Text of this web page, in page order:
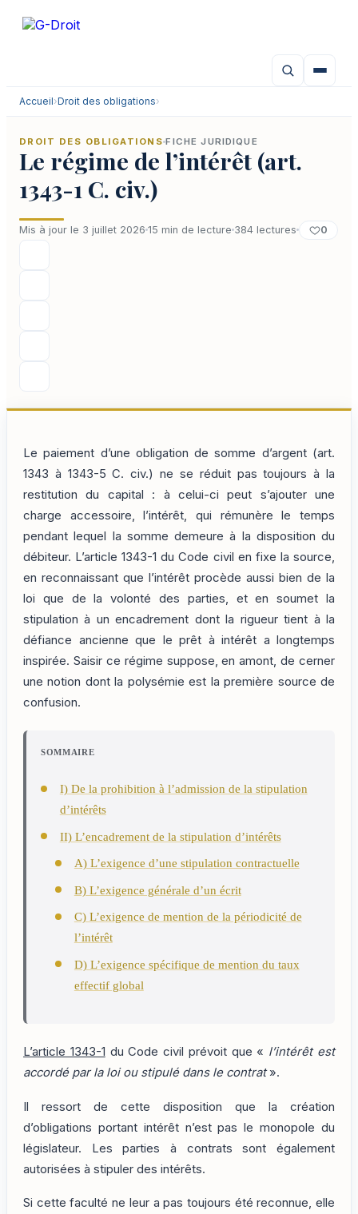
Accueil›Droit des obligations›
DROIT DES OBLIGATIONS FICHE JURIDIQUE
Le régime de l’intérêt (art.
1343-1 C. civ.)
Mis à jour le 3 juillet 2026 15 min de lecture 384 lectures 0
Le paiement d’une obligation de somme d’argent (art.
1343 à 1343-5 C. civ.) ne se réduit pas toujours à la
restitution du capital : à celui-ci peut s’ajouter une
charge accessoire, l’intérêt, qui rémunère le temps
pendant lequel la somme demeure à la disposition du
débiteur. L’article 1343-1 du Code civil en fixe la source,
en reconnaissant que l’intérêt procède aussi bien de la
loi que de la volonté des parties, et en soumet la
stipulation à un encadrement dont la rigueur tient à la
défiance ancienne que le prêt à intérêt a longtemps
inspirée. Saisir ce régime suppose, en amont, de cerner
une notion dont la polysémie est la première source de
confusion.
SOMMAIRE
I) De la prohibition à l’admission de la stipulation
d’intérêts
II) L’encadrement de la stipulation d’intérêts
A) L’exigence d’une stipulation contractuelle
B) L’exigence générale d’un écrit
C) L’exigence de mention de la périodicité de
l’intérêt
D) L’exigence spécifique de mention du taux
effectif global
L’article 1343-1 du Code civil prévoit que « l’intérêt est
accordé par la loi ou stipulé dans le contrat».
Il ressort de cette disposition que la création
d’obligations portant intérêt n’est pas le monopole du
législateur. Les parties à contrats sont également
autorisées à stipuler des intérêts.
Si cette faculté ne leur a pas toujours été reconnue, elle